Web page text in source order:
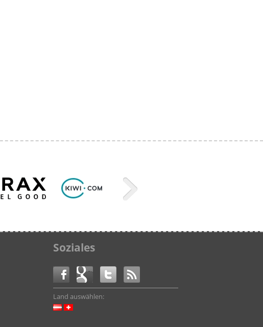
Soziales
Land auswählen: